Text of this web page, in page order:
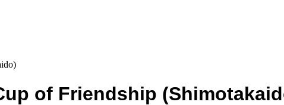
of Friendship